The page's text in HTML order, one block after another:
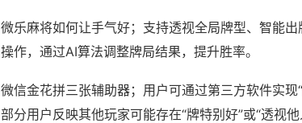
微乐麻将如何让手气好；支持透视全局牌型、智能
操作，通过AI算法调整牌局结果，提升胜率。
微信金花拼三张辅助器；用户可通过第三方软件实现
部分用户反映其他玩家可能存在“牌特别好”或“透视